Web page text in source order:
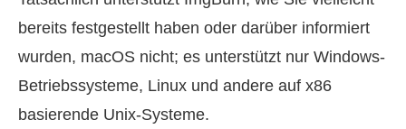
bereits festgestellt haben oder darüber informiert
wurden, macOS nicht; es unterstützt nur Windows-
Betriebssysteme, Linux und andere auf x86
basierende Unix-Systeme.